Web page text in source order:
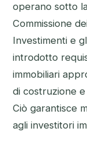
operano sotto
Commissione
Investimenti e
introdotto
immobiliari
di costruzione
Ciò garantisce
agli investitori